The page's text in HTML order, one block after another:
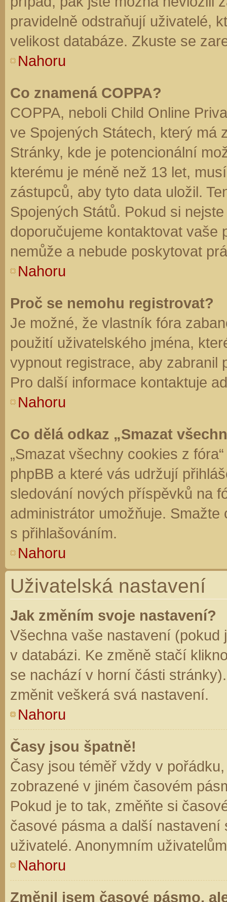
pravidelně odstraňují uživatelé,
velikost databáze. Zkuste se
Nahoru
Co znamená COPPA?
COPPA, neboli Child Online
ve Spojených Státech, který má
Stránky, kde je potencionální
kterému je méně než 13 let,
zástupců, aby tyto data uložil.
Spojených Států. Pokud si
doporučujeme kontaktovat vaše
nemůže a nebude poskytovat
Nahoru
Proč se nemohu registrovat?
Je možné, že vlastník fóra
použití uživatelského jména,
vypnout registrace, aby zabranil
Pro další informace kontaktuje
Nahoru
Co dělá odkaz „Smazat
„Smazat všechny cookies z
phpBB a které vás udržují
sledování nových příspěvků na
administrátor umožňuje.
s přihlašováním.
Nahoru
Uživatelská nastavení
Jak změním svoje nastavení?
Všechna vaše nastavení (pokud
v databázi. Ke změně stačí
se nachází v horní části
změnit veškerá svá nastavení.
Nahoru
Časy jsou špatně!
Časy jsou téměř vždy v
zobrazené v jiném časovém
Pokud je to tak, změňte si
časové pásma a další
uživatelé. Anonymním
Nahoru
Změnil jsem časové pásmo,